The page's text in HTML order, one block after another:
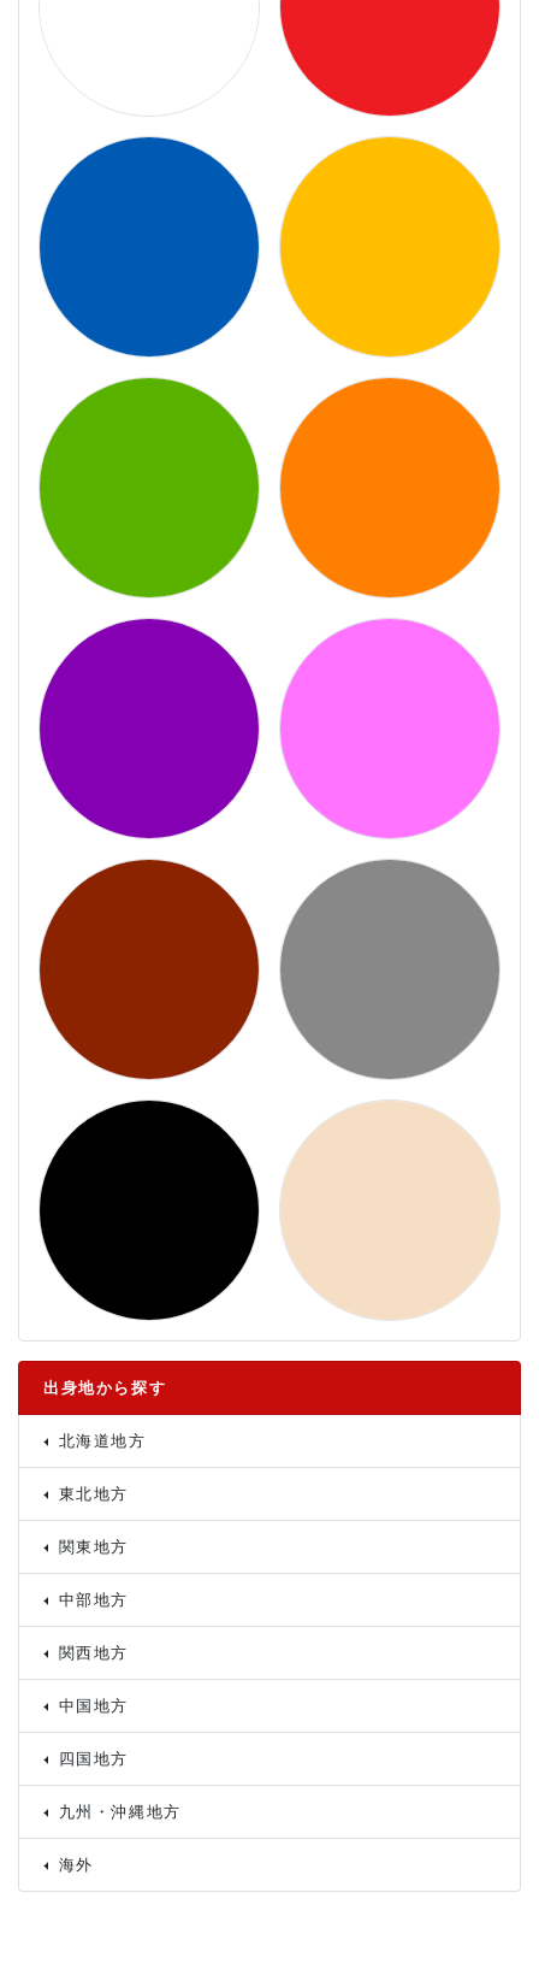
出身地から探す
北海道地方
東北地方
関東地方
中部地方
関西地方
中国地方
四国地方
九州・沖縄地方
海外